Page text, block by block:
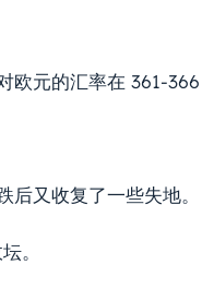
欧元的汇率在 361-366
又收复了一些失地。
。